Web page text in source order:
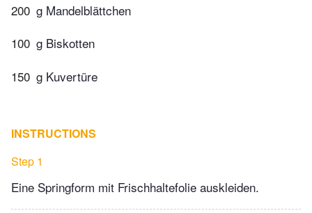
200 g Mandelblättchen
100 g Biskotten
150 g Kuvertüre
INSTRUCTIONS
Step 1
Eine Springform mit Frischhaltefolie auskleiden.